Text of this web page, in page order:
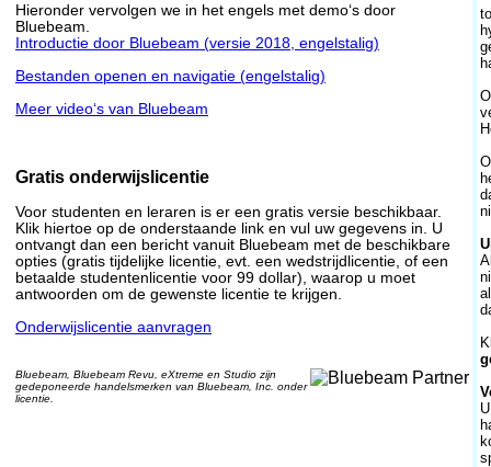
Hieronder vervolgen we in het engels met demo‘s door
Bluebeam.
Introductie door Bluebeam (versie 2018, engelstalig)
Bestanden openen en navigatie (engelstalig)
Meer video‘s van Bluebeam
Gratis onderwijslicentie
Voor studenten en leraren is er een gratis versie beschikbaar.
Klik hiertoe op de onderstaande link en vul uw gegevens in. U
ontvangt dan een bericht vanuit Bluebeam met de beschikbare
opties (gratis tijdelijke licentie, evt. een wedstrijdlicentie, of een
betaalde studentenlicentie voor 99 dollar), waarop u moet
antwoorden om de gewenste licentie te krijgen.
Onderwijslicentie aanvragen
Bluebeam, Bluebeam Revu, eXtreme en Studio zijn
gedeponeerde handelsmerken van Bluebeam, Inc. onder
licentie.